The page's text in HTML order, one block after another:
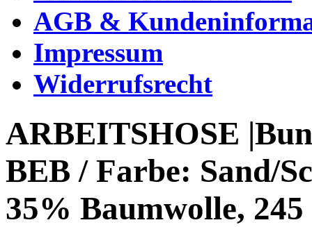
AGB &
Impressum
Widerrufsrecht
ARBEITSHOSE
BEB / Farbe: Sand/
35% Baumwolle, 245